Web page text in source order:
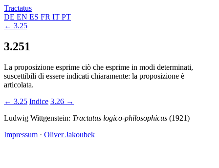
Tractatus
DE EN ES FR IT PT
← 3.25
3.251
La proposizione esprime ciò che esprime in modi determinati,
suscettibili di essere indicati chiaramente: la proposizione è
articolata.
← 3.25 Indice 3.26 →
Ludwig Wittgenstein: Tractatus logico-philosophicus (1921)
Impressum · Oliver Jakoubek